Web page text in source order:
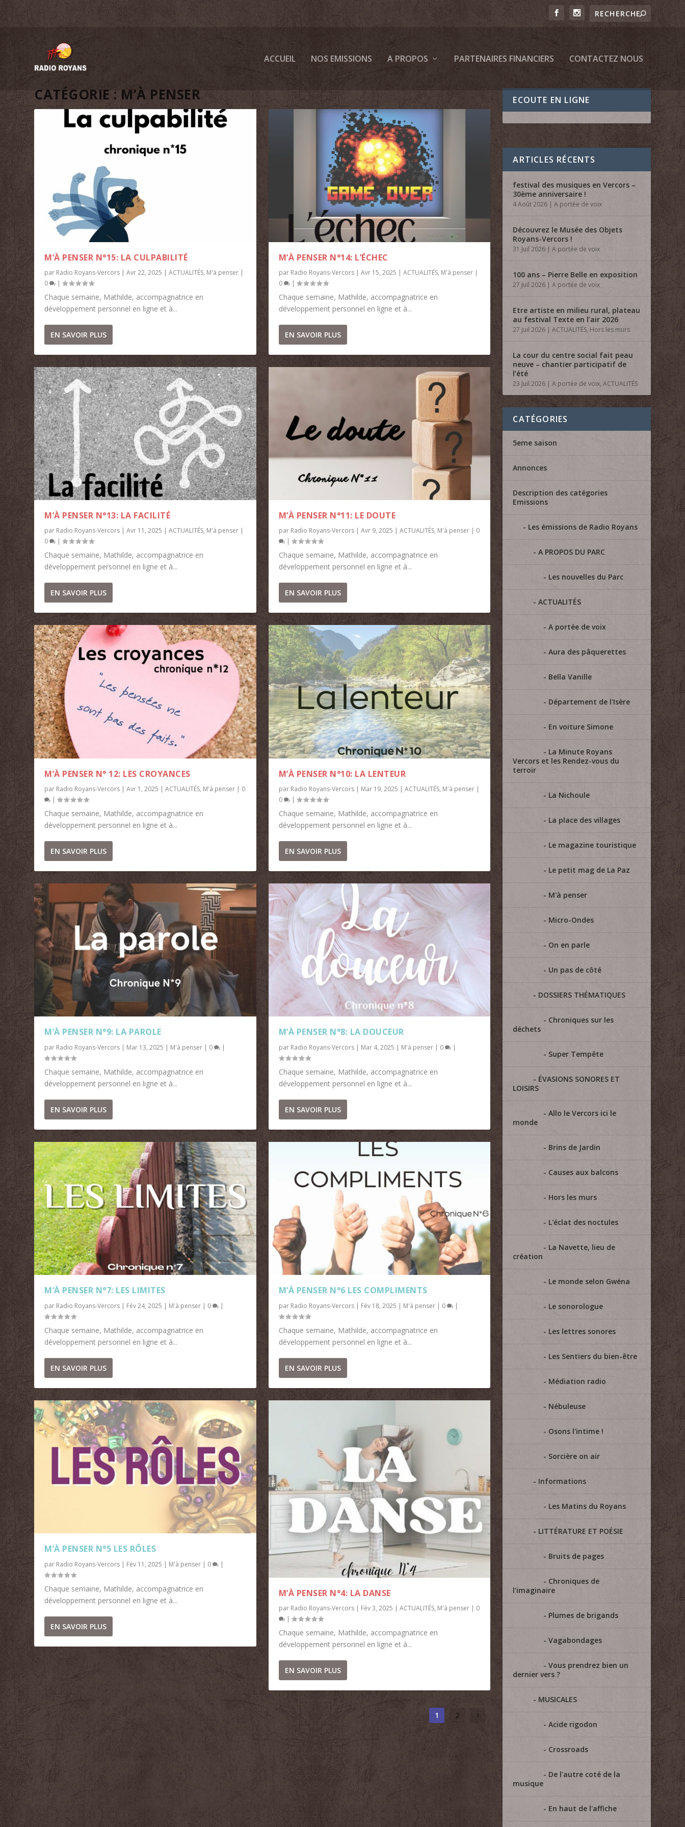
ACCUEIL NOS EMISSIONS A PROPOS PARTENAIRES FINANCIERS CONTACTEZ NOUS
CATÉGORIE : M’À PENSER
M’À PENSER N°15: LA CULPABILITÉ
par Radio Royans-Vercors |Avr 22, 2025 |ACTUALITÉS, M'à penser |
0
|
Chaque semaine, Mathilde, accompagnatrice en
développement personnel en ligne et à...
EN SAVOIR PLUS
M’À PENSER N°13: LA FACILITÉ
par Radio Royans-Vercors |Avr 11, 2025 |ACTUALITÉS, M'à penser |
0
|
Chaque semaine, Mathilde, accompagnatrice en
développement personnel en ligne et à...
EN SAVOIR PLUS
M’À PENSER N° 12: LES CROYANCES
par Radio Royans-Vercors |Avr 1, 2025 |ACTUALITÉS, M'à penser | 0
|
Chaque semaine, Mathilde, accompagnatrice en
développement personnel en ligne et à...
EN SAVOIR PLUS
M’À PENSER N°9: LA PAROLE
par Radio Royans-Vercors | Mar 13, 2025 | M'à penser | 0 |
Chaque semaine, Mathilde, accompagnatrice en
développement personnel en ligne et à...
EN SAVOIR PLUS
M’À PENSER N°7: LES LIMITES
par Radio Royans-Vercors | Fév 24, 2025 | M'à penser | 0 |
Chaque semaine, Mathilde, accompagnatrice en
développement personnel en ligne et à...
EN SAVOIR PLUS
M’À PENSER N°5 LES RÔLES
par Radio Royans-Vercors | Fév 11, 2025 | M'à penser | 0 |
Chaque semaine, Mathilde, accompagnatrice en
développement personnel en ligne et à...
EN SAVOIR PLUS
M’À PENSER N°14: L’ÉCHEC
par Radio Royans-Vercors| Avr 15, 2025 | ACTUALITÉS, M'à penser|
0
|
Chaque semaine, Mathilde, accompagnatrice en
développement personnel en ligne et à...
EN SAVOIR PLUS
M’À PENSER N°11: LE DOUTE
par Radio Royans-Vercors| Avr 9, 2025 | ACTUALITÉS, M'à penser| 0
|
Chaque semaine, Mathilde, accompagnatrice en
développement personnel en ligne et à...
EN SAVOIR PLUS
M’À PENSER N°10: LA LENTEUR
par Radio Royans-Vercors| Mar 19, 2025 | ACTUALITÉS, M'à penser|
0
|
Chaque semaine, Mathilde, accompagnatrice en
développement personnel en ligne et à...
EN SAVOIR PLUS
M’À PENSER N°8: LA DOUCEUR
par Radio Royans-Vercors| Mar 4, 2025 | M'à penser| 0 |
Chaque semaine, Mathilde, accompagnatrice en
développement personnel en ligne et à...
EN SAVOIR PLUS
M’À PENSER N°6 LES COMPLIMENTS
par Radio Royans-Vercors| Fév 18, 2025 | M'à penser| 0 |
Chaque semaine, Mathilde, accompagnatrice en
développement personnel en ligne et à...
EN SAVOIR PLUS
M’À PENSER N°4: LA DANSE
par Radio Royans-Vercors| Fév 3, 2025 ACTUALITÉS, M'à penser| 0
|
Chaque semaine, Mathilde, accompagnatrice en
développement personnel en ligne et à...
EN SAVOIR PLUS
1 2
ECOUTE EN LIGNE
ARTICLES RÉCENTS
festival des musiques en Vercors –
30ème anniversaire !
4 Août 2026 |A portée de voix
Découvrez le Musée des Objets
Royans-Vercors !
31 Juil 2026 |A portée de voix
100 ans – Pierre Belle en exposition
27 Juil 2026 |A portée de voix
Etre artiste en milieu rural, plateau
au festival Texte en l’air 2026
27 Juil 2026 |ACTUALITÉS, Hors les murs
La cour du centre social fait peau
neuve – chantier participatif de
l’été
23 Juil 2026 |A portée de voix,ACTUALITÉS
CATÉGORIES
5eme saison
Annonces
Description des catégories
Emissions
Les émissions de Radio Royans
A PROPOS DU PARC
Les nouvelles du Parc
ACTUALITÉS
A portée de voix
Aura des pâquerettes
Bella Vanille
Département de l'Isère
En voiture Simone
La Minute Royans
Vercors et les Rendez-vous du
terroir
La Nichoule
La place des villages
Le magazine touristique
Le petit mag de La Paz
M'à penser
Micro-Ondes
On en parle
Un pas de côté
DOSSIERS THÉMATIQUES
Chroniques sur les
déchets
Super Tempête
ÉVASIONS SONORES ET
LOISIRS
Allo le Vercors ici le
monde
Brins de Jardin
Causes aux balcons
Hors les murs
L'éclat des noctules
La Navette, lieu de
création
Le monde selon Gwéna
Le sonorologue
Les lettres sonores
Les Sentiers du bien-être
Médiation radio
Nébuleuse
Osons l'intime !
Sorcière on air
Informations
Les Matins du Royans
LITTÉRATURE ET POÉSIE
Bruits de pages
Chroniques de
l'imaginaire
Plumes de brigands
Vagabondages
Vous prendrez bien un
dernier vers ?
MUSICALES
Acide rigodon
Crossroads
De l'autre coté de la
musique
En haut de l'affiche